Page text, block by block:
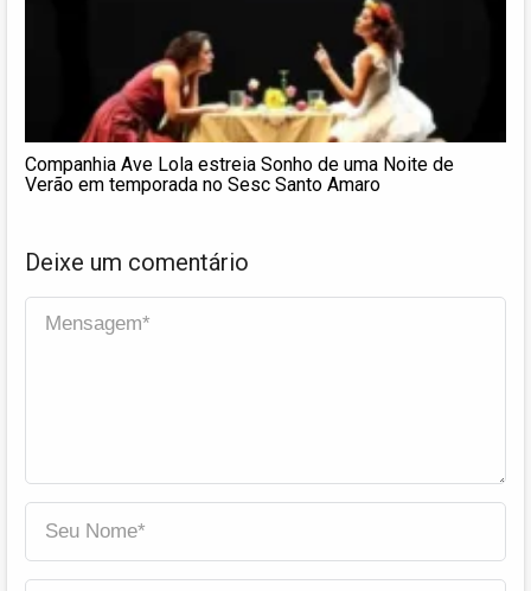
Companhia Ave Lola estreia Sonho de uma Noite de
Verão em temporada no Sesc Santo Amaro
Deixe um comentário